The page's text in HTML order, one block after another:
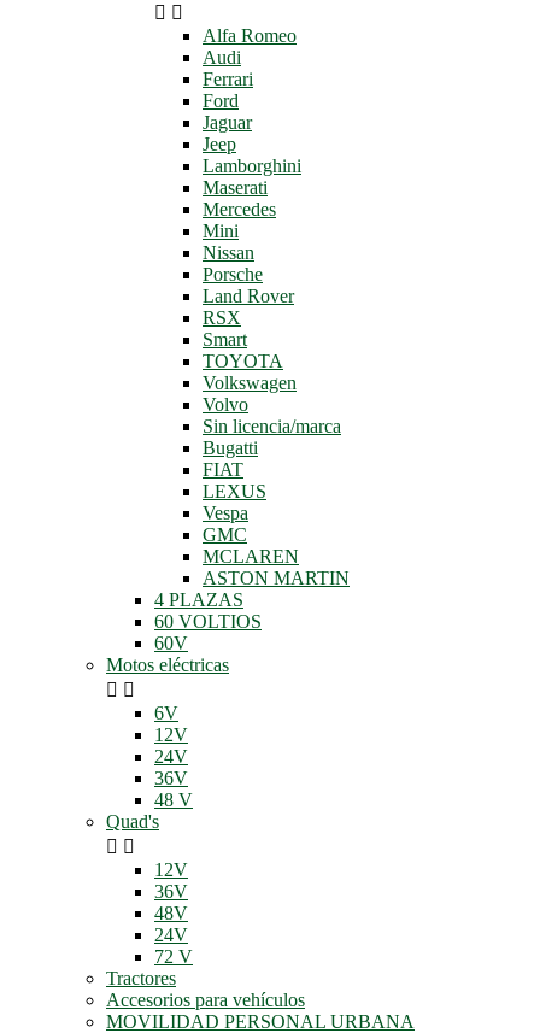
 
Alfa Romeo
Audi
Ferrari
Ford
Jaguar
Jeep
Lamborghini
Maserati
Mercedes
Mini
Nissan
Porsche
Land Rover
RSX
Smart
TOYOTA
Volkswagen
Volvo
Sin licencia/marca
Bugatti
FIAT
LEXUS
Vespa
GMC
MCLAREN
ASTON MARTIN
4 PLAZAS
60 VOLTIOS
60V
Motos eléctricas
 
6V
12V
24V
36V
48 V
Quad's
 
12V
36V
48V
24V
72 V
Tractores
Accesorios para vehículos
MOVILIDAD PERSONAL URBANA